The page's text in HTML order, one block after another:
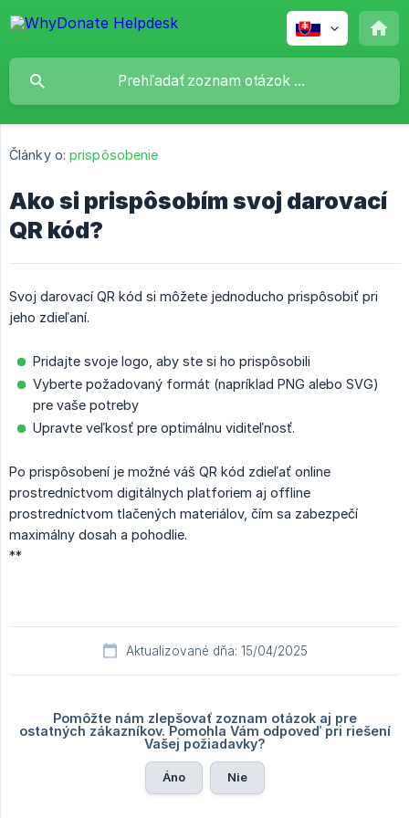
Články o: prispôsobenie
Ako si prispôsobím svoj darovací
QR kód?
Svoj darovací QR kód si môžete jednoducho prispôsobiť pri
jeho zdieľaní.
Pridajte svoje logo, aby ste si ho prispôsobili
Vyberte požadovaný formát (napríklad PNG alebo SVG)
pre vaše potreby
Upravte veľkosť pre optimálnu viditeľnosť.
Po prispôsobení je možné váš QR kód zdieľať online
prostredníctvom digitálnych platforiem aj offline
prostredníctvom tlačených materiálov, čím sa zabezpečí
maximálny dosah a pohodlie.
**
Aktualizované dňa: 15/04/2025
Pomôžte nám zlepšovať zoznam otázok aj pre
ostatných zákazníkov. Pomohla Vám odpoveď pri riešení
Vašej požiadavky?
Áno Nie